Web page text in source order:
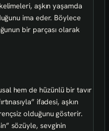
aşkın yaşamda
ima eder. Böylece
bir parçası olarak
hem de hüzünlü bir tavır
ifadesi, aşkın
olduğunu gösterir.
sözüyle, sevginin